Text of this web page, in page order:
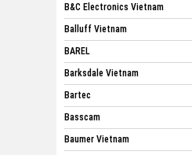
B&C Electronics Vietnam
Balluff Vietnam
BAREL
Barksdale Vietnam
Bartec
Basscam
Baumer Vietnam